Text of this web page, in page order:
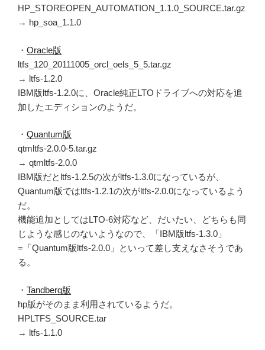
HP_STOREOPEN_AUTOMATION_1.1.0_SOURCE.tar.gz
→ hp_soa_1.1.0
・ Oracle版
ltfs_120_20111005_orcl_oels_5_5.tar.gz
→ ltfs-1.2.0
IBM版ltfs-1.2.0に、Oracle純正LTOドライブへの対応を追
加したエディションのようだ。
・ Quantum版
qtmltfs-2.0.0-5.tar.gz
→ qtmltfs-2.0.0
IBM版だとltfs-1.2.5の次がltfs-1.3.0になっているが、
Quantum版ではltfs-1.2.1の次がltfs-2.0.0になっているよう
だ。
機能追加としてはLTO-6対応など、だいたい、どちらも同
じような感じのないようなので、「IBM版ltfs-1.3.0」
=「Quantum版ltfs-2.0.0」といって差し支えなさそうであ
る。
・ Tandberg版
hp版がそのまま利用されているようだ。
HPLTFS_SOURCE.tar
→ ltfs-1.1.0